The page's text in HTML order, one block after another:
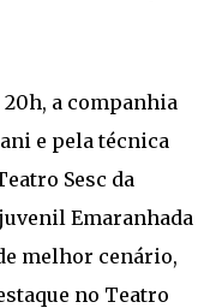
20h, a companhia
e pela técnica
Sesc da
Emaranhada
melhor cenário,
no Teatro